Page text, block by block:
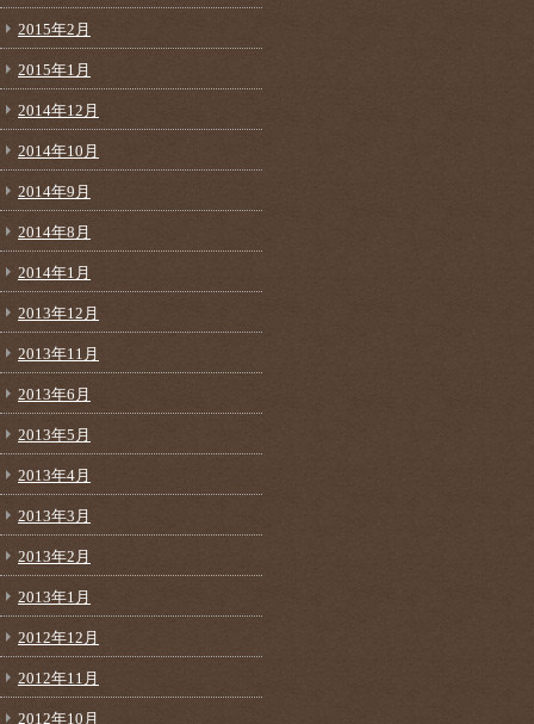
2015年2月
2015年1月
2014年12月
2014年10月
2014年9月
2014年8月
2014年1月
2013年12月
2013年11月
2013年6月
2013年5月
2013年4月
2013年3月
2013年2月
2013年1月
2012年12月
2012年11月
2012年10月